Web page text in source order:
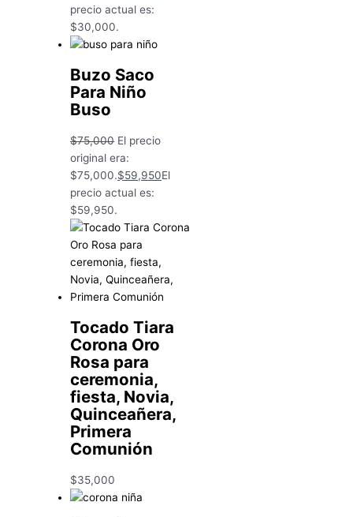
precio actual es:
$30,000.
Buzo Saco
Para Niño
Buso
$75,000 El precio
original era:
$75,000.$59,950El
precio actual es:
$59,950.
Tocado Tiara
Corona Oro
Rosa para
ceremonia,
fiesta, Novia,
Quinceañera,
Primera
Comunión
$35,000